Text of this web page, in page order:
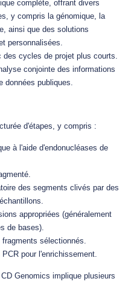
complète, offrant divers
y compris la génomique, la
ainsi que des solutions
personnalisées.
des cycles de projet plus courts.
conjointe des informations
données publiques.
d'étapes, y compris :
à l'aide d'endonucléases de
des segments clivés par des
appropriées (généralement
de bases).
sélectionnés.
pour l'enrichissement.
Genomics implique plusieurs